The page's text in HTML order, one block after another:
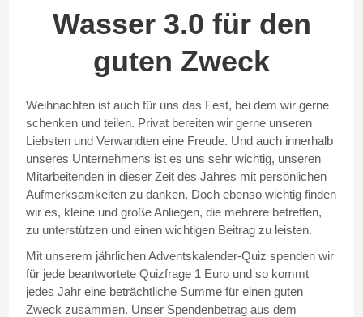
Wasser 3.0 für den
guten Zweck
Weihnachten ist auch für uns das Fest, bei dem wir gerne
schenken und teilen. Privat bereiten wir gerne unseren
Liebsten und Verwandten eine Freude. Und auch innerhalb
unseres Unternehmens ist es uns sehr wichtig, unseren
Mitarbeitenden in dieser Zeit des Jahres mit persönlichen
Aufmerksamkeiten zu danken. Doch ebenso wichtig finden
wir es, kleine und große Anliegen, die mehrere betreffen,
zu unterstützen und einen wichtigen Beitrag zu leisten.
Mit unserem jährlichen Adventskalender-Quiz spenden wir
für jede beantwortete Quizfrage 1 Euro und so kommt
jedes Jahr eine beträchtliche Summe für einen guten
Zweck zusammen. Unser Spendenbetrag aus dem